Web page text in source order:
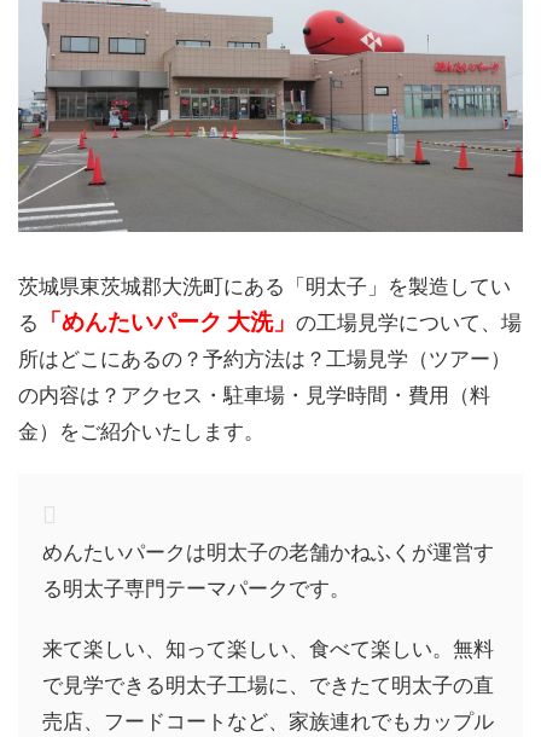
茨城県東茨城郡大洗町にある「明太子」を製造してい
る
「めんたいパーク 大洗」 の工場見学について、場
所はどこにあるの？予約方法は？工場見学（ツアー）
の内容は？アクセス・駐車場・見学時間・費用（料
金）をご紹介いたします。
めんたいパークは明太子の老舗かねふくが運営す
る明太子専門テーマパークです。
来て楽しい、知って楽しい、食べて楽しい。無料
で見学できる明太子工場に、できたて明太子の直
売店、フードコートなど、家族連れでもカップル